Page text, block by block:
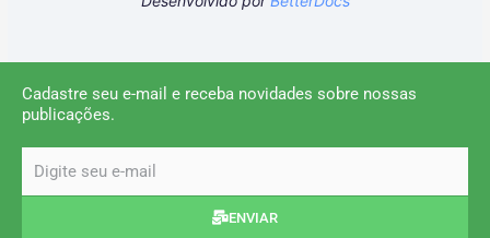
Cadastre seu e-mail e receba novidades sobre nossas
publicações.
ENVIAR